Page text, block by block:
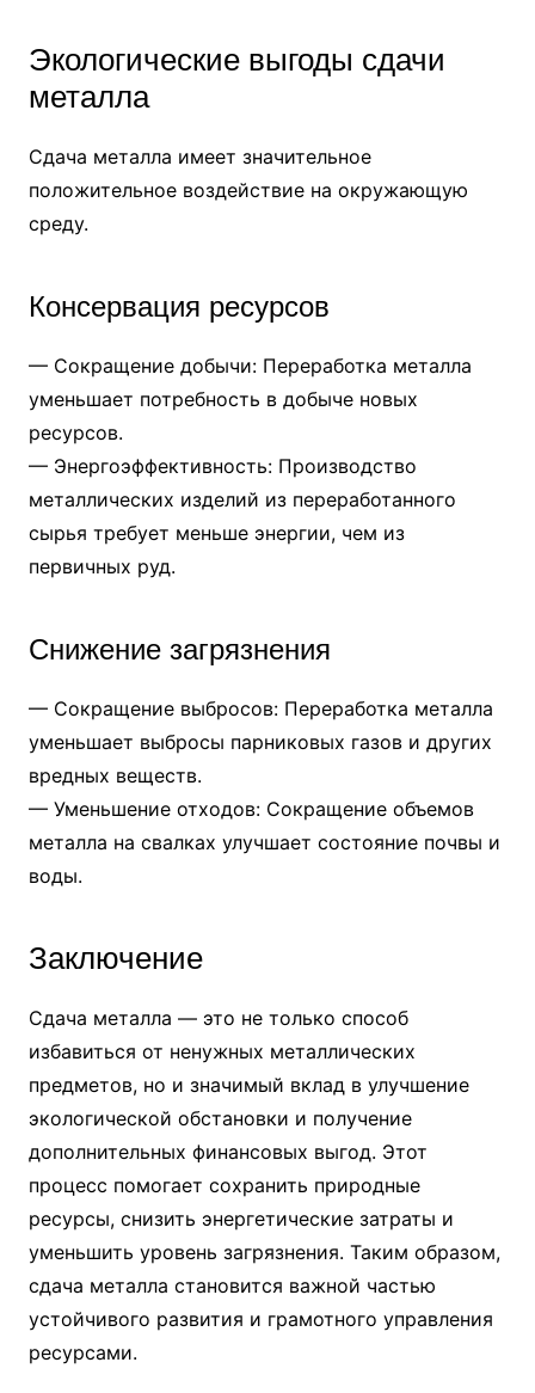
Экологические выгоды сдачи
металла
Сдача металла имеет значительное
положительное воздействие на окружающую
среду.
Консервация ресурсов
— Сокращение добычи: Переработка металла
уменьшает потребность в добыче новых
ресурсов.
— Энергоэффективность: Производство
металлических изделий из переработанного
сырья требует меньше энергии, чем из
первичных руд.
Снижение загрязнения
— Сокращение выбросов: Переработка металла
уменьшает выбросы парниковых газов и других
вредных веществ.
— Уменьшение отходов: Сокращение объемов
металла на свалках улучшает состояние почвы и
воды.
Заключение
Сдача металла — это не только способ
избавиться от ненужных металлических
предметов, но и значимый вклад в улучшение
экологической обстановки и получение
дополнительных финансовых выгод. Этот
процесс помогает сохранить природные
ресурсы, снизить энергетические затраты и
уменьшить уровень загрязнения. Таким образом,
сдача металла становится важной частью
устойчивого развития и грамотного управления
ресурсами.